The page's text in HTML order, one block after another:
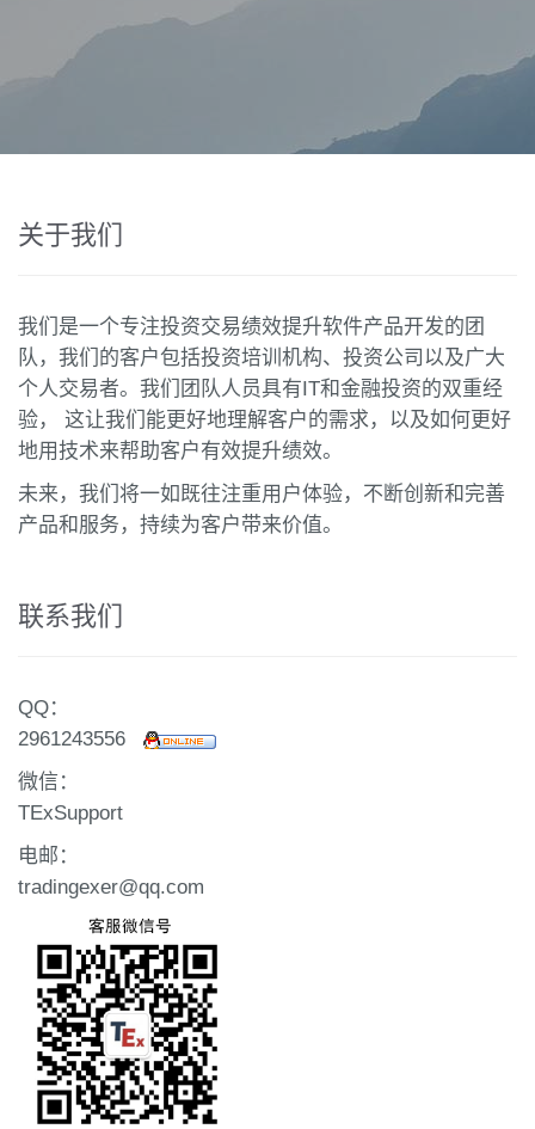
关于我们
我们是一个专注投资交易绩效提升软件产品开发的团
队，我们的客户包括投资培训机构、投资公司以及广大
个人交易者。我们团队人员具有IT和金融投资的双重经
验， 这让我们能更好地理解客户的需求，以及如何更好
地用技术来帮助客户有效提升绩效。
未来，我们将一如既往注重用户体验，不断创新和完善
产品和服务，持续为客户带来价值。
联系我们
QQ：
2961243556
微信：
TExSupport
电邮：
tradingexer@qq.com